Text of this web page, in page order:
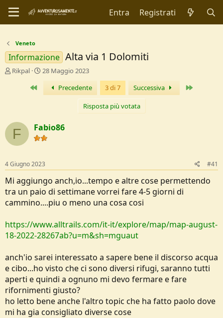
Entra Registrati
Veneto
Informazione Alta via 1 Dolomiti
C
r
D
s
c
u
s
s
i
n
e
Rikpal
D
a
I
n
i
i
o
28 Maggio 2023
Primo Precedente 3 di 7 Successiva
Risposta più votata
F Fabio86
4 Giugno 2023 #41
Mi aggiungo anch,io...tempo e altre cose permettendo
tra un paio di settimane vorrei fare 4-5 giorni di
cammino....piu o meno una cosa cosi
https://www.alltrails.com/it-it/explore/map/map-august-
18-2022-28267ab?u=m&sh=mguaut
anch'io sarei interessato a sapere bene il discorso acqua
e cibo...ho visto che ci sono diversi rifugi, saranno tutti
aperti e quindi a ognuno mi devo fermare e fare
rifornimenti giusto?
ho letto bene anche l'altro topic che ha fatto paolo dove
mi ha gia consigliato diverse cose